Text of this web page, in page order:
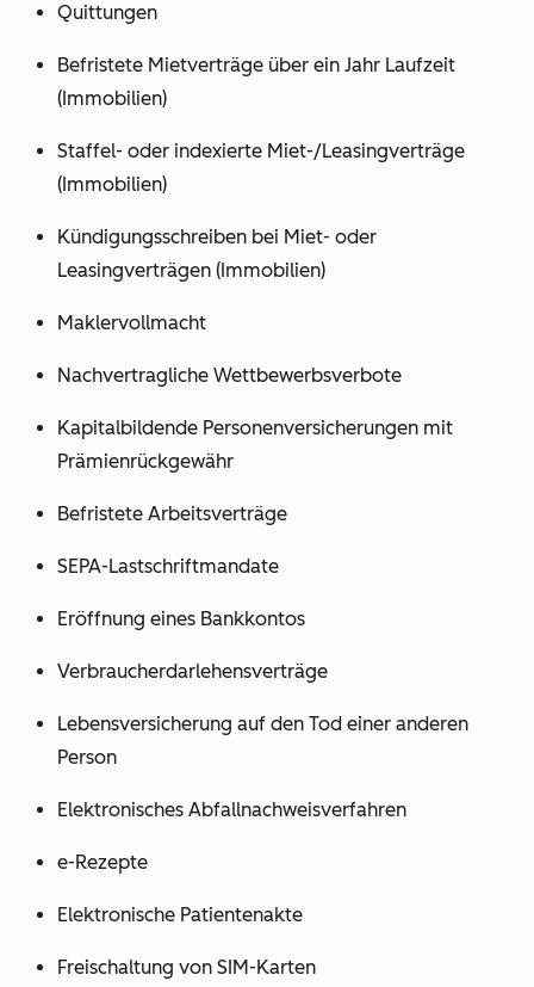
Quittungen
Befristete Mietverträge über ein Jahr Laufzeit
(Immobilien)
Staffel- oder indexierte Miet-/Leasingverträge
(Immobilien)
Kündigungsschreiben bei Miet- oder
Leasingverträgen (Immobilien)
Maklervollmacht
Nachvertragliche Wettbewerbsverbote
Kapitalbildende Personenversicherungen mit
Prämienrückgewähr
Befristete Arbeitsverträge
SEPA-Lastschriftmandate
Eröffnung eines Bankkontos
Verbraucherdarlehensverträge
Lebensversicherung auf den Tod einer anderen
Person
Elektronisches Abfallnachweisverfahren
e-Rezepte
Elektronische Patientenakte
Freischaltung von SIM-Karten